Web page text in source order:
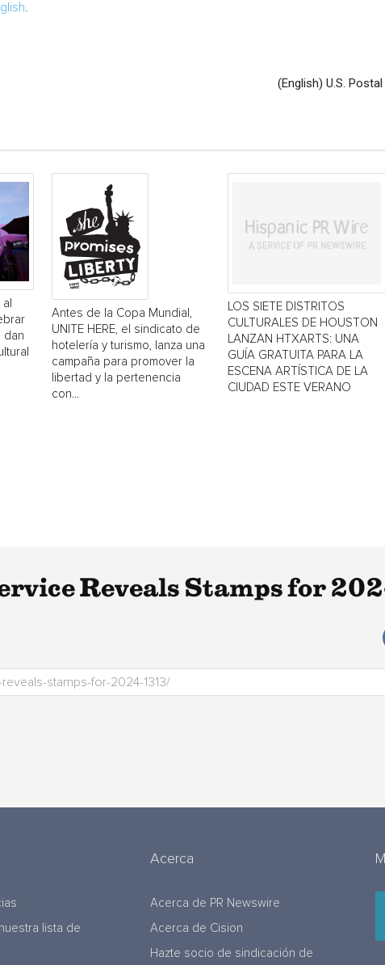
(English) U.S.
dan
Antes de la Copa Mundial,
UNITE HERE, el sindicato de
hotelería y turismo, lanza una
campaña para promover la
libertad y la pertenencia
con...
LOS SIETE DISTRITOS
CULTURALES DE HOUSTON
LANZAN HTXARTS: UNA
GUÍA GRATUITA PARA LA
ESCENA ARTÍSTICA DE LA
CIUDAD ESTE VERANO
Reveals Stamps for
lista de
Acerca
Acerca de PR Newswire
Acerca de Cision
Hazte socio de sindicación de